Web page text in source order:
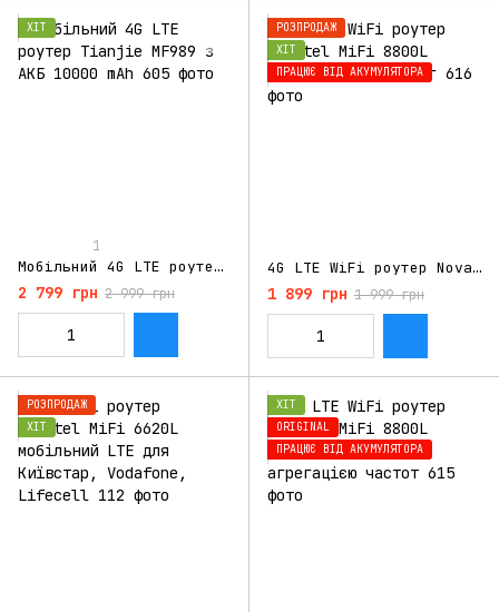
ХІТ
1
Мобільний 4G LTE роутер Tianjie MF989 з АКБ 10000 mAh
2 799 грн 2 999 грн
РОЗПРОДАЖ
ХІТ
ПРАЦЮЄ ВІД АКУМУЛЯТОРА
4G LTE WiFi роутер Novatel MiFi 8800L акумулятор 4400 мАг
1 899 грн 1 999 грн
РОЗПРОДАЖ
ХІТ
ХІТ
ORIGINAL
ПРАЦЮЄ ВІД АКУМУЛЯТОРА